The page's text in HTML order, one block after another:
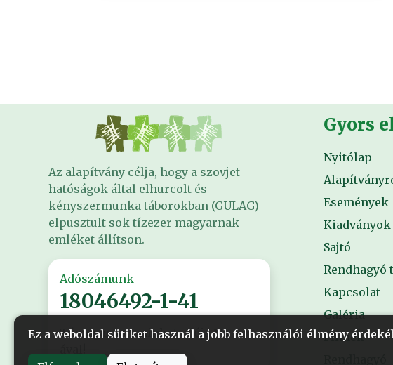
Ez a weboldal sütiket használ a jobb felhasználói élmény
Az alapítvány célja, hogy a szovjet
hatóságok által elhurcolt és
kényszermunka táborokban (GULAG)
elpusztult sok tízezer magyarnak
emléket állítson.
Adószámunk
18046492-1-41
Támogasson minket adója 1%-
Gyors
Nyitólap
Események
Kiadványok
Sajtó
Rendhagyó
Kapcsolat
Galéria
Filmek